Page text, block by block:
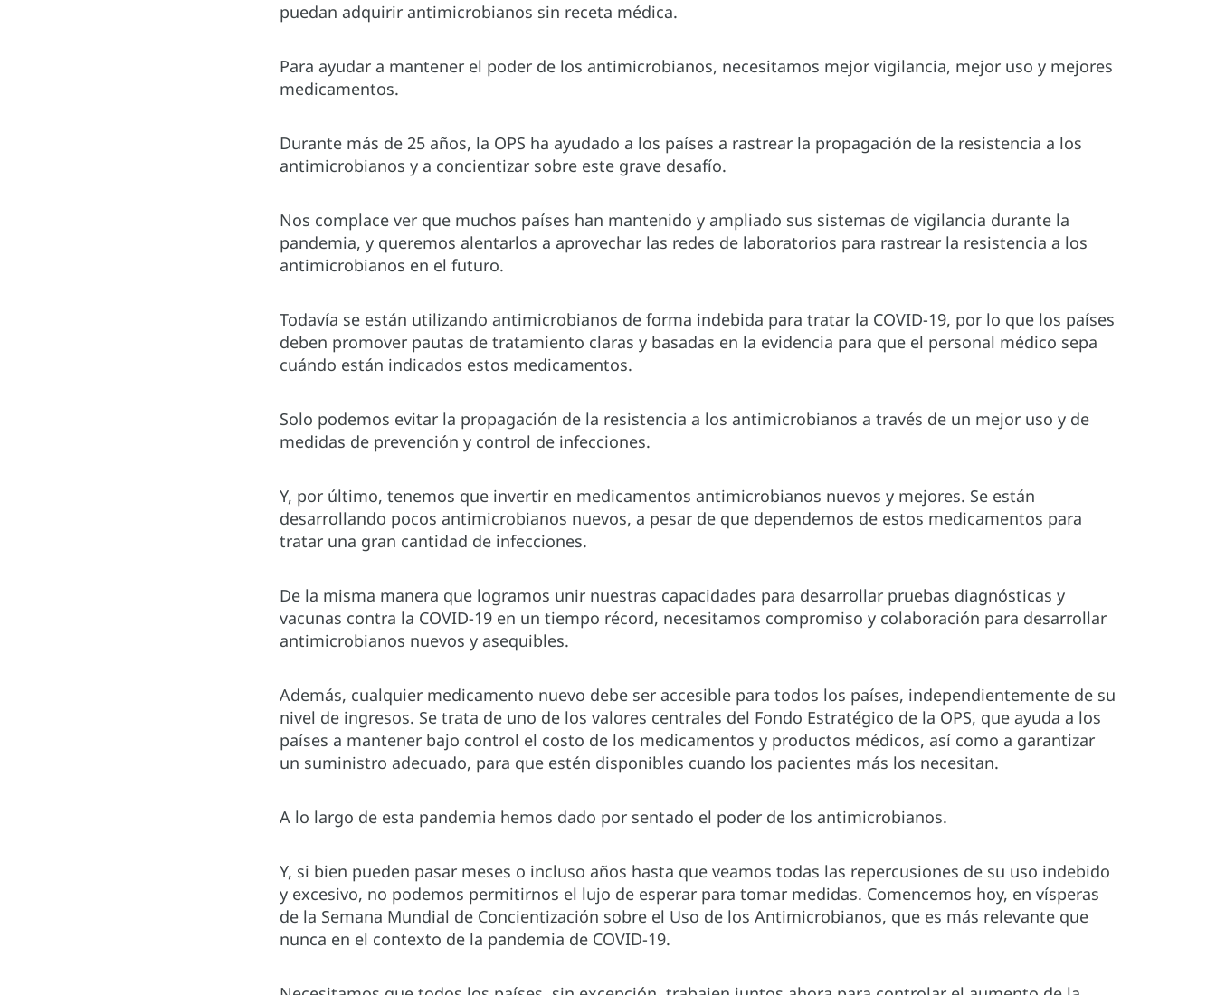
puedan adquirir antimicrobianos sin receta médica.
Para ayudar a mantener el poder de los antimicrobianos, necesitamos mejor vigilancia, mejor uso y mejores
medicamentos.
Durante más de 25 años, la OPS ha ayudado a los países a rastrear la propagación de la resistencia a los
antimicrobianos y a concientizar sobre este grave desafío.
Nos complace ver que muchos países han mantenido y ampliado sus sistemas de vigilancia durante la
pandemia, y queremos alentarlos a aprovechar las redes de laboratorios para rastrear la resistencia a los
antimicrobianos en el futuro.
Todavía se están utilizando antimicrobianos de forma indebida para tratar la COVID-19, por lo que los países
deben promover pautas de tratamiento claras y basadas en la evidencia para que el personal médico sepa
cuándo están indicados estos medicamentos.
Solo podemos evitar la propagación de la resistencia a los antimicrobianos a través de un mejor uso y de
medidas de prevención y control de infecciones.
Y, por último, tenemos que invertir en medicamentos antimicrobianos nuevos y mejores. Se están
desarrollando pocos antimicrobianos nuevos, a pesar de que dependemos de estos medicamentos para
tratar una gran cantidad de infecciones.
De la misma manera que logramos unir nuestras capacidades para desarrollar pruebas diagnósticas y
vacunas contra la COVID-19 en un tiempo récord, necesitamos compromiso y colaboración para desarrollar
antimicrobianos nuevos y asequibles.
Además, cualquier medicamento nuevo debe ser accesible para todos los países, independientemente de su
nivel de ingresos. Se trata de uno de los valores centrales del Fondo Estratégico de la OPS, que ayuda a los
países a mantener bajo control el costo de los medicamentos y productos médicos, así como a garantizar
un suministro adecuado, para que estén disponibles cuando los pacientes más los necesitan.
A lo largo de esta pandemia hemos dado por sentado el poder de los antimicrobianos.
Y, si bien pueden pasar meses o incluso años hasta que veamos todas las repercusiones de su uso indebido
y excesivo, no podemos permitirnos el lujo de esperar para tomar medidas. Comencemos hoy, en vísperas
de la Semana Mundial de Concientización sobre el Uso de los Antimicrobianos, que es más relevante que
nunca en el contexto de la pandemia de COVID-19.